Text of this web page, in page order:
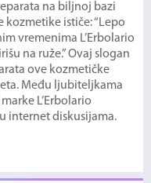
na biljnoj bazi
kozmetike ističe: “Lepo
vremenima L’Erbolario
na ruže.” Ovaj slogan
ove kozmetičke
Među ljubiteljkama
L’Erbolario
internet diskusijama.